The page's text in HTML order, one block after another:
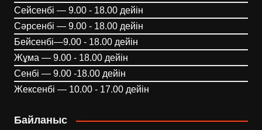
Сейсенбі — 9.00 - 18.00 дейін
Сәрсенбі — 9.00 - 18.00 дейін
Бейсенбі—9.00 - 18.00 дейін
Жұма — 9.00 - 18.00 дейін
Сенбі — 9.00 -18.00 дейін
Жексенбі — 10.00 - 17.00 дейін
Байланыс